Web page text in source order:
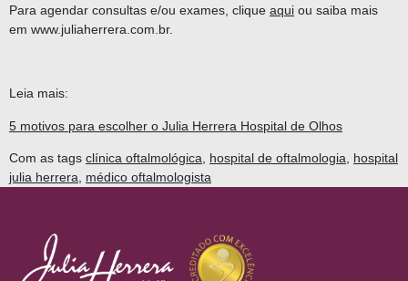
Para agendar consultas e/ou exames, clique aqui ou saiba mais
em www.juliaherrera.com.br.
Leia mais:
5 motivos para escolher o Julia Herrera Hospital de Olhos
Com as tags clínica oftalmológica, hospital de oftalmologia, hospital
julia herrera, médico oftalmologista